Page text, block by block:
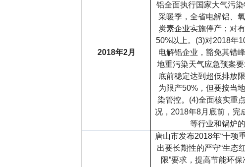
2018年2月
铝全面执行国家大气污染
采暖季，全省电解铝、
炭素企业实施停产；对
50%以上。 (3)对2018年
电解铝企业，豁免其错
地重污染天气应急预案
底前稳定达到超低排放
为限产50%，但要按当
染管控。 (4)全面核实重
况， 2018年8月底前，完
等行业和锅炉
唐山市发布2018年“十项
出要长期性的严守“生态
限”要求，提高节能环